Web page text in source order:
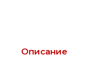
Описание